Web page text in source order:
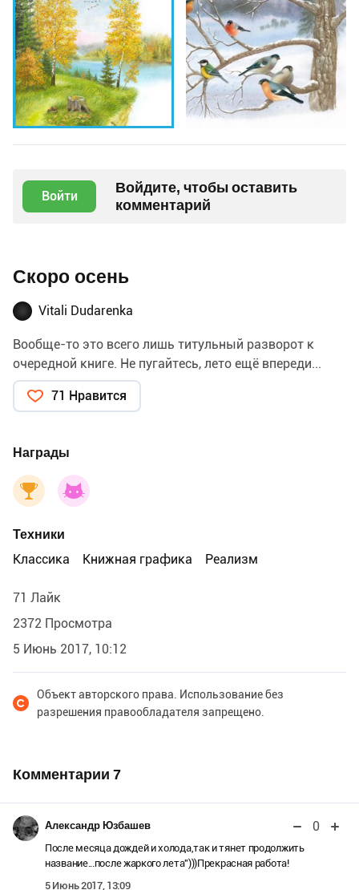
Войти
Войдите, чтобы оставить
комментарий
Скоро осень
Vitali Dudarenka
Вообще-то это всего лишь титульный разворот к
очередной книге. Не пугайтесь, лето ещё впереди...
71 Нравится
Награды
Техники
Классика
Книжная графика Реализм
71 Лайк
2372 Просмотра
5 Июнь 2017, 10:12
Объект авторского права. Использование без
разрешения правообладателя запрещено.
Комментарии 7
Александр Юзбашев 0
После месяца дождей и холода,так и тянет продолжить
название...после жаркого лета")))Прекрасная работа!
5 Июнь 2017, 13:09